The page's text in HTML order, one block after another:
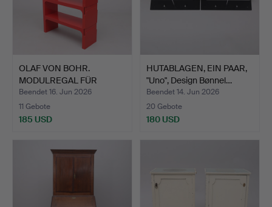
OLAF VON BOHR.
MODULREGAL FÜR
KARTELL, 196…
Beendet 16. Jun 2026
11 Gebote
185 USD
HUTABLAGEN, EIN PAAR,
"Uno", Design Bønnel…
Beendet 14. Jun 2026
20 Gebote
180 USD